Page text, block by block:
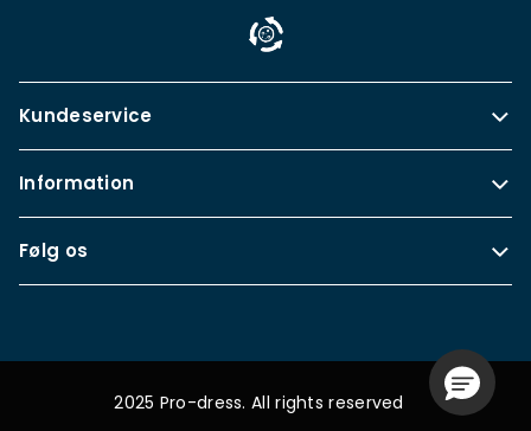
Kundeservice
Information
Følg os
2025 Pro-dress. All rights reserved